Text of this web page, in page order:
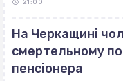
21:00
На Черкащині
смертельному
пенсіонера